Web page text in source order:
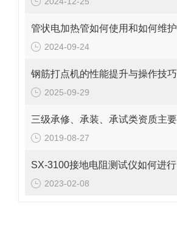
管状电加热管如何使用和如何维护
2024-09-24
2025-09-29
2019-08-27
2023-02-08